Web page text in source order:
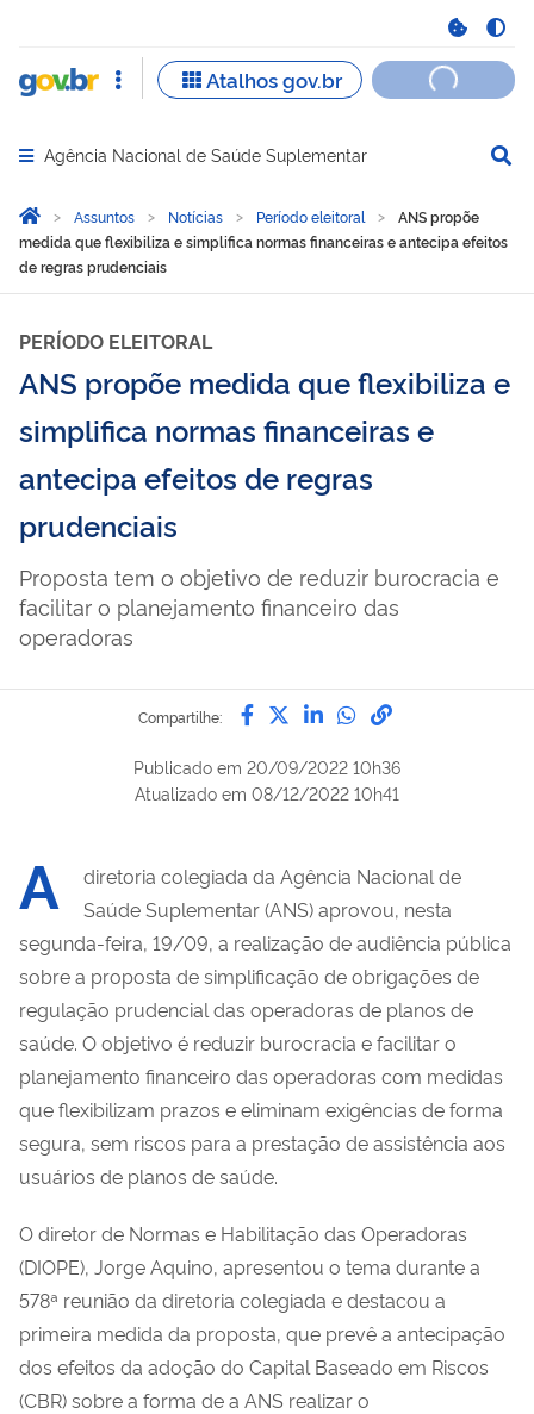
Abrir menu principal de navegação
Agência Nacional de Saúde Suplementar
Você está aqui:
Página Inicial
Assuntos Notícias Período eleitoral
ANS propõe
medida que flexibiliza e simplifica normas financeiras e antecipa efeitos
de regras prudenciais
PERÍODO ELEITORAL
ANS propõe medida que flexibiliza e
simplifica normas financeiras e
antecipa efeitos de regras
prudenciais
Proposta tem o objetivo de reduzir burocracia e
facilitar o planejamento financeiro das
operadoras
Compartilhe: Compartilhe por Facebook
Compartilhe por Twitter
Compartilhe por
Compartilhe
link para
Publicado em 20/09/2022 10h36
Atualizado em 08/12/2022 10h41
A
diretoria colegiada da Agência Nacional de
Saúde Suplementar (ANS) aprovou, nesta
segunda-feira, 19/09, a realização de audiência pública
sobrea proposta de simplificação de obrigações de
regulação prudencial das operadoras de planos de
saúde. O objetivo é reduzir burocracia e facilitar o
planejamento financeiro das operadoras com medidas
que flexibilizam prazos e eliminam exigências de forma
segura, sem riscos para a prestação de assistência aos
usuários de planos de saúde.
O diretor de Normas e Habilitação das Operadoras
(DIOPE), Jorge Aquino, apresentou o tema durante a
578ª reunião da diretoria colegiada e destacou a
primeira medida da proposta, que prevê a antecipação
dos efeitos da adoção do Capital Baseado em Riscos
(CBR) sobre a forma de a ANS realizar o